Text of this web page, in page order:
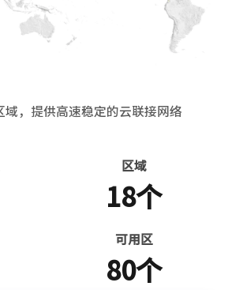
，提供高速稳定的云联接网络
区域
18个
可用区
80个